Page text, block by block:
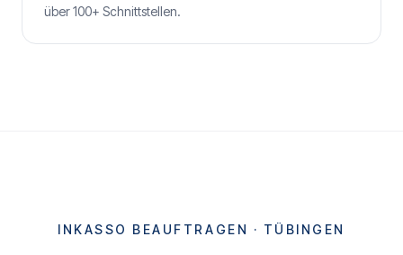
über 100+ Schnittstellen.
INKASSO BEAUFTRAGEN · TÜBINGEN